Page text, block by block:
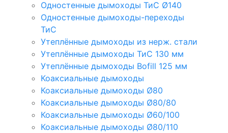
Одностенные дымоходы ТиС Ø140
Одностенные дымоходы-переходы
ТиС
Утеплённые дымоходы из нерж. стали
Утеплённые дымоходы ТиС 130 мм
Утеплённые дымоходы Bofill 125 мм
Коаксиальные дымоходы
Коаксиальные дымоходы Ø80
Коаксиальные дымоходы Ø80/80
Коаксиальные дымоходы Ø60/100
Коаксиальные дымоходы Ø80/110